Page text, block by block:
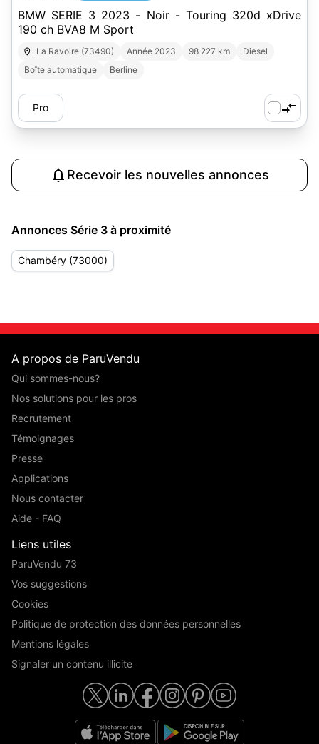
BMW SERIE 3 2023 - Noir - Touring 320d xDrive
190 ch BVA8 M Sport
La Ravoire (73490) Année 2023 98 227 km
Diesel
Boîte automatique
Berline
Pro
Recevoir les nouvelles annonces
Annonces Série 3 à proximité
Chambéry (73000)
A propos de ParuVendu
Qui sommes-nous?
Nos solutions pour les pros
Recrutement
Témoignages
Presse
Applications
Nous contacter
Aide - FAQ
Liens utiles
ParuVendu 73
Vos suggestions
Cookies
Politique de protection des données personnelles
Mentions légales
Signaler un contenu illicite